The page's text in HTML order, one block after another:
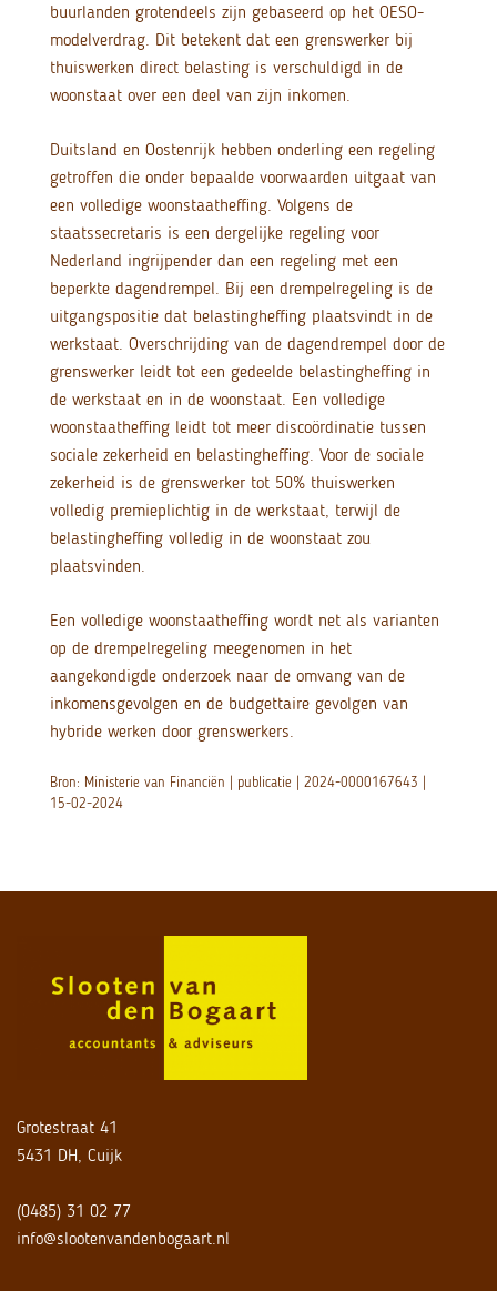
buurlanden grotendeels zijn gebaseerd op het OESO-
modelverdrag. Dit betekent dat een grenswerker bij
thuiswerken direct belasting is verschuldigd in de
woonstaat over een deel van zijn inkomen.
Duitsland en Oostenrijk hebben onderling een regeling
getroffen die onder bepaalde voorwaarden uitgaat van
een volledige woonstaatheffing. Volgens de
staatssecretaris is een dergelijke regeling voor
Nederland ingrijpender dan een regeling met een
beperkte dagendrempel. Bij een drempelregeling is de
uitgangspositie dat belastingheffing plaatsvindt in de
werkstaat. Overschrijding van de dagendrempel door de
grenswerker leidt tot een gedeelde belastingheffing in
de werkstaat en in de woonstaat. Een volledige
woonstaatheffing leidt tot meer discoördinatie tussen
sociale zekerheid en belastingheffing. Voor de sociale
zekerheid is de grenswerker tot 50% thuiswerken
volledig premieplichtig in de werkstaat, terwijl de
belastingheffing volledig in de woonstaat zou
plaatsvinden.
Een volledige woonstaatheffing wordt net als varianten
op de drempelregeling meegenomen in het
aangekondigde onderzoek naar de omvang van de
inkomensgevolgen en de budgettaire gevolgen van
hybride werken door grenswerkers.
Bron: Ministerie van Financiën | publicatie | 2024-0000167643 |
15-02-2024
Grotestraat 41
5431 DH, Cuijk
(0485) 31 02 77
info@slootenvandenbogaart.nl